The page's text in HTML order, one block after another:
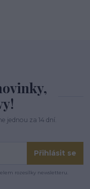
jednou za 14 dní.
Přihlásit se
rozesílky newsletteru.